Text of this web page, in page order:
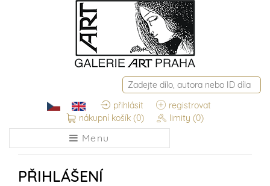
přihlásit
registrovat
nákupní košík (0) limity (0)
Menu
PŘIHLÁŠENÍ